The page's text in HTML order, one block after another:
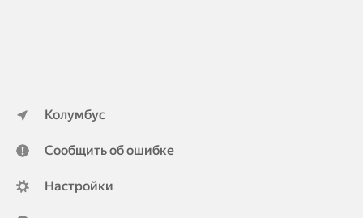
Колумбус
Сообщить об ошибке
Настройки